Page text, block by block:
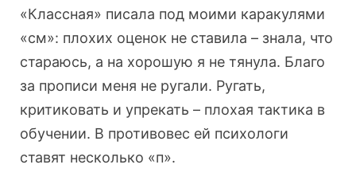
«Классная» писала под моими каракулями
«см»: плохих оценок не ставила – знала, что
стараюсь, а на хорошую я не тянула. Благо
за прописи меня не ругали. Ругать,
критиковать и упрекать – плохая тактика в
обучении. В противовес ей психологи
ставят несколько «п».